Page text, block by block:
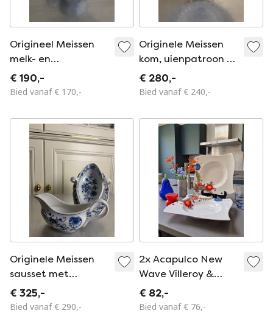
Origineel Meissen
melk- en
suikerservies,
uienpatroon –
en porseleinen lepel
– 1e en 2e keus –
Uitstekende st
€ 190,-
Bied vanaf € 170,-
Originele Meissen
kom, uienpatroon –
1e keus – Ø 23 cm –
Uitstekende staat
€ 280,-
Bied vanaf € 240,-
Originele Meissen
sausset met
uienmotief, First
Choice – sauskom en
€ 325,-
Bied vanaf € 290,-
2x Acapulco New
Wave Villeroy &
Boch, Groot Diep
Bord 27x27cm.
€ 82,-
Bied vanaf € 76,-